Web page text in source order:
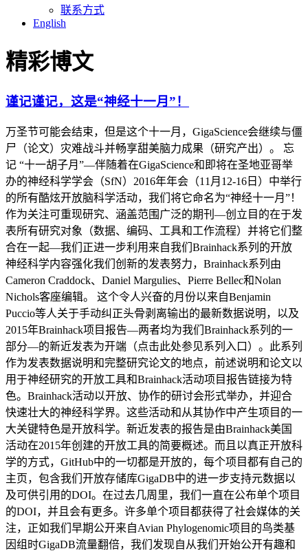
联系方式
English
精彩博文
谨记谨记，这是“神经十一月”！
万圣节可能会结束，但是这个十一月，GigaScience会继续与僵
尸（论文）灾难战斗并畅享甜美脑力成果（研究产出）。 忘
记 “十一胡子月”—伴随着在GigaScience和即将在圣地亚哥举
办的神经科学学会（SfN）2016年年会（11月12-16日）中举行
的所有酷炫开放脑科学活动，我们将它命名为“神经十一月”！
作为关注可重现研究、涵盖范围广泛的期刊—创立目的在于发
表所有研究对象（数据、编码、工具和工作流程）并将它们整
合在一起—我们正进一步利用来自我们Brainhack系列的开放
神经科学内容强化我们创新的发表努力，Brainhack系列由
Cameron Craddock、Daniel Margulies、Pierre Bellec和Nolan
Nichols客座编辑。 这个令人兴奋的月份以来自Benjamin
Puccio等人关于手动纠正头骨剥离输出的最新数据说明，以及
2015年Brainhack项目报告—两者均为我们Brainhack系列的一
部分—的新近发表为开端（点击此处参见系列入口）。此系列
作为发表数据说明和完整研究论文的地点，前述说明和论文以
用于神经研究的开放工具和Brainhack活动项目报告链接为特
色。Brainhack活动以开放、协作的研讨会形式举办，并迎合
快速壮大的神经科学界。这些活动和从其协作中产生项目的一
大关键特色是开放科学。新近发表的报告是由Brainhack美国
活动在2015年创建的开放工具的简要概述。而且以真正开放科
学的方式，GitHub中的一切都是开放的，每个项目都有自己的
主页，包含我们开放存储库GigaDB中的进一步支持元数据以
及可供引用的DOI。在过去几周里，我们一直在公布单个项目
的DOI，并且会有更多。许多单个项目都获得了社会媒体的关
注，正如我们早期公开来自Avian Phylogenomic项目的鸟类基
因组时GigaDB流量翻倍，我们发现自从我们开始公开有趣和